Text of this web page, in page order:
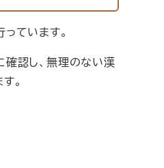
ています。
認し、無理のない漢
。